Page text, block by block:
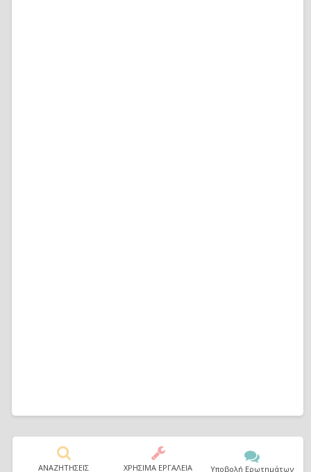
ΑΝΑΖΗΤΗΣΕΙΣ ΧΡΗΣΙΜΑ ΕΡΓΑΛΕΙΑ Υποβολή Ερωτημάτων